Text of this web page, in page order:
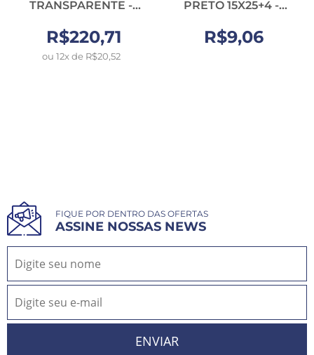
TRANSPARENTE -
R$220,71
ou 12x de R$20,52
PRETO 15X25+4 -
R$9,06
FIQUE POR DENTRO DAS OFERTAS
ASSINE NOSSAS NEWS